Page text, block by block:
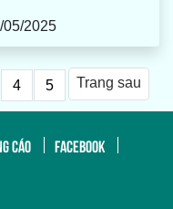
05/2025
4 5 Trang sau
CÁO
FACEBOOK